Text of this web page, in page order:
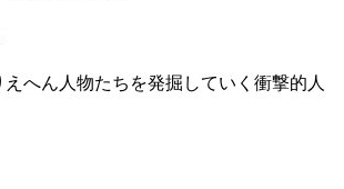
へん人物たちを発掘していく衝撃的人